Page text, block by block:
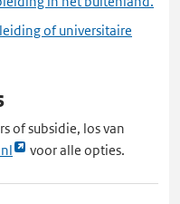
of universitaire
of subsidie, los van
voor alle opties.